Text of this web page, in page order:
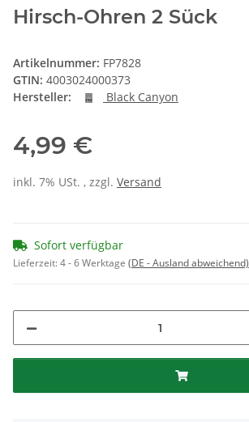
Hirsch-Ohren 2 Sück
Artikelnummer: FP7828
GTIN: 4003024000373
Hersteller:
Black Canyon
4,99 €
inkl. 7% USt. , zzgl. Versand
Sofort verfügbar
Lieferzeit:4 - 6 Werktage (DE - Ausland abweichend)